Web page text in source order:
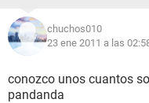
chuchos010
23 ene 2011 a las
conozco unos cuantos
pandanda